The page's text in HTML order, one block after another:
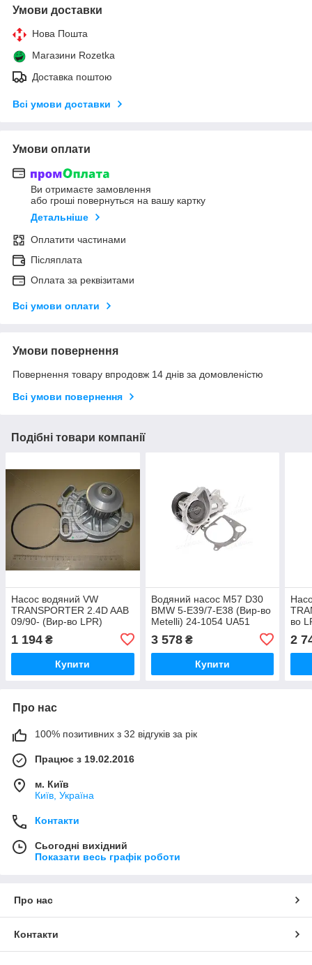
Умови доставки
Нова Пошта
Магазини Rozetka
Доставка поштою
Всі умови доставки
Умови оплати
Ви отримаєте замовлення
або гроші повернуться на вашу картку
Детальніше
Оплатити частинами
Післяплата
Оплата за реквізитами
Всі умови оплати
Умови повернення
Повернення товару впродовж 14 днів за домовленістю
Всі умови повернення
Подібні товари компанії
Насос водяний VW
TRANSPORTER 2.4D AAB
09/90- (Вир-во LPR)
1 194 ₴
Купити
Водяний насос M57 D30
BMW 5-E39/7-E38 (Вир-во
Metelli) 24-1054 UA51
3 578₴
Купити
во
2
Про нас
100% позитивних з 32 відгуків за рік
Працює з 19.02.2016
м. Київ
Київ, Україна
Контакти
Сьогодні вихідний
Показати весь графік роботи
Про нас
Контакти